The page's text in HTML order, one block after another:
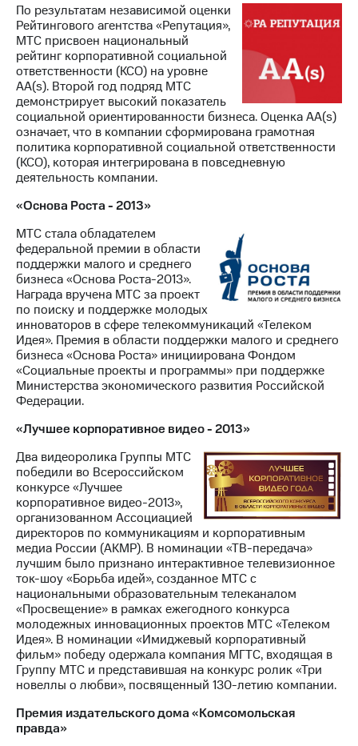
По результатам независимой оценки
Рейтингового агентства «Репутация»,
МТС присвоен национальный
рейтинг корпоративной социальной
ответственности (КСО) на уровне
AA(s). Второй год подряд МТС
демонстрирует высокий показатель
социальной ориентированности бизнеса. Оценка AA(s)
означает, что в компании сформирована грамотная
политика корпоративной социальной ответственности
(КСО), которая интегрирована в повседневную
деятельность компании.
«Основа Роста - 2013»
МТС стала обладателем
федеральной премии в области
поддержки малого и среднего
бизнеса «Основа Роста-2013».
Награда вручена МТС за проект
по поиску и поддержке молодых
инноваторов в сфере телекоммуникаций «Телеком
Идея». Премия в области поддержки малого и среднего
бизнеса «Основа Роста» инициирована Фондом
«Социальные проекты и программы» при поддержке
Министерства экономического развития Российской
Федерации.
«Лучшее корпоративное видео - 2013»
Два видеоролика Группы МТС
победили во Всероссийском
конкурсе «Лучшее
корпоративное видео-2013»,
организованном Ассоциацией
директоров по коммуникациям и корпоративным
медиа России (АКМР). В номинации «ТВ-передача»
лучшим было признано интерактивное телевизионное
ток-шоу «Борьба идей», созданное МТС с
национальными образовательным телеканалом
«Просвещение» в рамках ежегодного конкурса
молодежных инновационных проектов МТС «Телеком
Идея». В номинации «Имиджевый корпоративный
фильм» победу одержала компания МГТС, входящая в
Группу МТС и представившая на конкурс ролик «Три
новеллы о любви», посвященный 130-летию компании.
Премия издательского дома «Комсомольская
правда»